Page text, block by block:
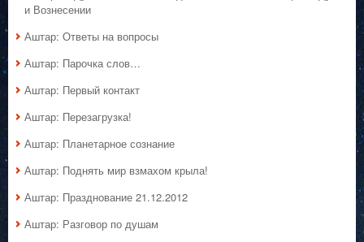
и Вознесении
Аштар: Ответы на вопросы
Аштар: Парочка слов…
Аштар: Первый контакт
Аштар: Перезагрузка!
Аштар: Планетарное сознание
Аштар: Поднять мир взмахом крыла!
Аштар: Празднование 21.12.2012
Аштар: Разговор по душам